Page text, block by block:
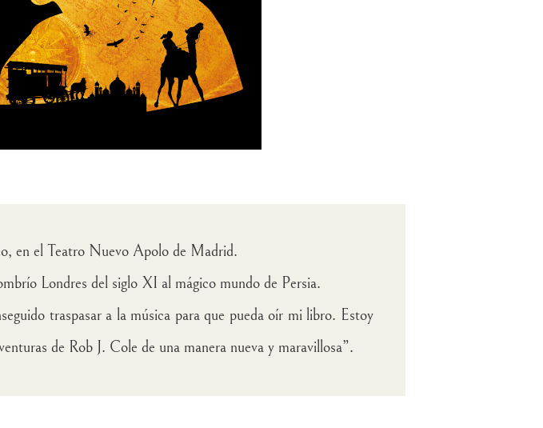
, en el Teatro Nuevo Apolode Madrid.
Londres del siglo XI al mágico mundo de Persia.
traspasar a la música para que pueda oír mi libro. Estoy
de Rob J. Cole de una manera nueva y maravillosa”.